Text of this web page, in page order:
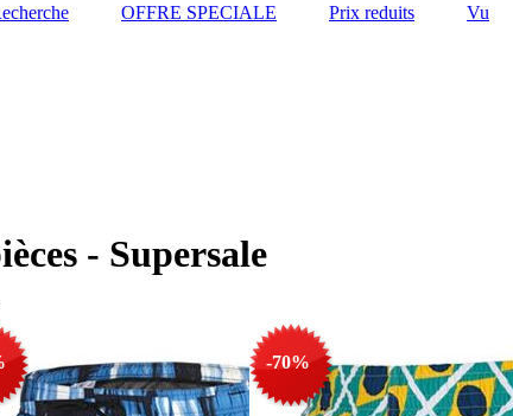
OFFRE SPECIALE Prix reduits Vu
- Supersale
-70%